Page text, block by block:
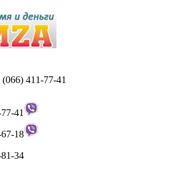
411-77-41
41
18
34